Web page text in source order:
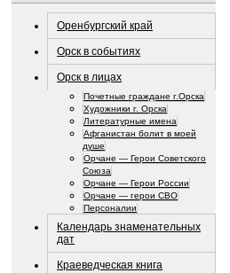
Оренбургский край
Орск в событиях
Орск в лицах
Почетные граждане г.Орска
Художники г. Орска
Литературные имена
Афганистан болит в моей
душе
Орчане — Герои Советского
Союза
Орчане — Герои России
Орчане — герои СВО
Персоналии
Календарь знаменательных
дат
Краеведческая книга